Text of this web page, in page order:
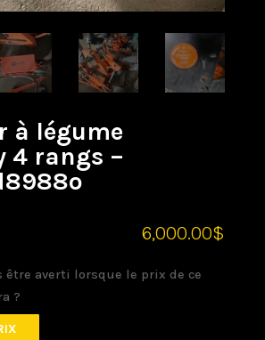
à légume
4 rangs –
6,000.00$
être averti lorsque le prix de ce
?